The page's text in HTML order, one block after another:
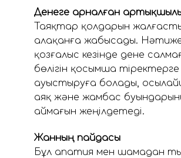
Денеге арналған
Таяқтар қолдарын
алақанға жабысады.
қозғалыс кезінде дене
бөлігін қосымша тіректерге
ауыстыруға болады,
аяқ және жамбас
аймағын жеңілдетеді.
Жанның пайдасы
Бұл апатия мен шамадан